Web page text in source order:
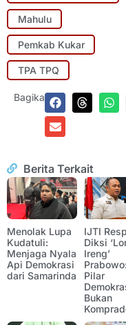
Mahulu
Pemkab Kukar
TPA TPQ
Bagikan:
Berita Terkait
Menolak Lupa
Kudatuli:
Menjaga Nyala
Api Demokrasi
dari Samarinda
IJTI
Diksi
Ireng’
Pilar
Bukan